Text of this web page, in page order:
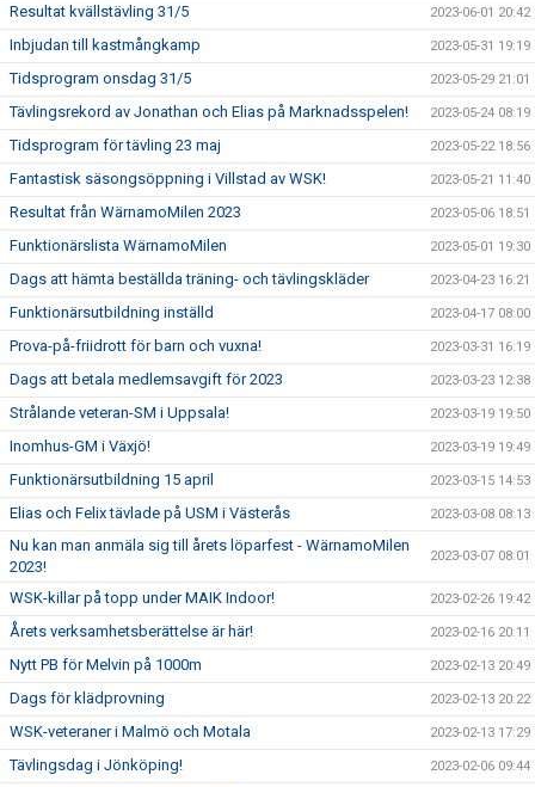
Resultat kvällstävling 31/5 2023-06-01 20:42
Inbjudan till kastmångkamp 2023-05-31 19:19
Tidsprogram onsdag 31/5 2023-05-29 21:01
Tävlingsrekord av Jonathan och Elias på Marknadsspelen! 2023-05-24 08:19
Tidsprogram för tävling 23 maj 2023-05-22 18:56
Fantastisk säsongsöppning i Villstad av WSK! 2023-05-21 11:40
Resultat från WärnamoMilen 2023 2023-05-06 18:51
Funktionärslista WärnamoMilen 2023-05-01 19:30
Dags att hämta beställda träning- och tävlingskläder 2023-04-23 16:21
Funktionärsutbildning inställd 2023-04-17 08:00
Prova-på-friidrott för barn och vuxna! 2023-03-31 16:19
Dags att betala medlemsavgift för 2023 2023-03-23 12:38
Strålande veteran-SM i Uppsala! 2023-03-19 19:50
Inomhus-GM i Växjö! 2023-03-19 19:49
Funktionärsutbildning 15 april 2023-03-15 14:53
Elias och Felix tävlade på USM i Västerås 2023-03-08 08:13
Nu kan man anmäla sig till årets löparfest - WärnamoMilen
2023!
2023-03-07 08:01
WSK-killar på topp under MAIK Indoor! 2023-02-26 19:42
Årets verksamhetsberättelse är här! 2023-02-16 20:11
Nytt PB för Melvin på 1000m 2023-02-13 20:49
Dags för klädprovning 2023-02-13 20:22
WSK-veteraner i Malmö och Motala 2023-02-13 17:29
Tävlingsdag i Jönköping! 2023-02-06 09:44